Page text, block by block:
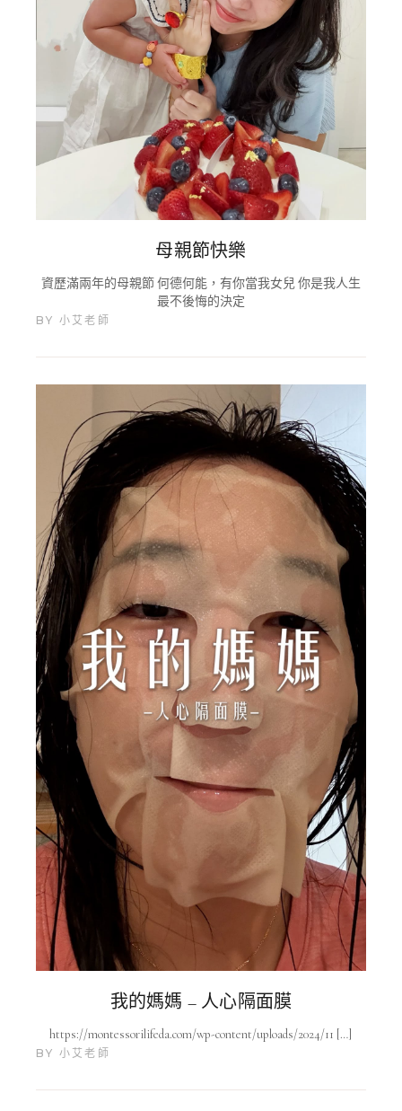
母親節快樂
資歷滿兩年的母親節 何德何能，有你當我女兒 你是我人生
最不後悔的決定
BY 小艾老師
我的媽媽 – 人心隔面膜
https://montessorilifeda.com/wp-content/uploads/2024/11 […]
BY 小艾老師